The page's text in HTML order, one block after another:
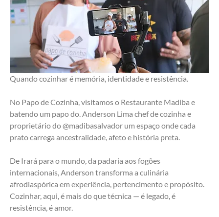
Quando cozinhar é memória, identidade e resistência.
No Papo de Cozinha, visitamos o Restaurante Madiba e
batendo um papo do. Anderson Lima chef de cozinha e
proprietário do @madibasalvador um espaço onde cada
prato carrega ancestralidade, afeto e história preta.
De Irará para o mundo, da padaria aos fogões
internacionais, Anderson transforma a culinária
afrodiaspórica em experiência, pertencimento e propósito.
Cozinhar, aqui, é mais do que técnica — é legado, é
resistência, é amor.